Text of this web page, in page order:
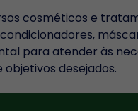
cosméticos e
para atender às
desejados.